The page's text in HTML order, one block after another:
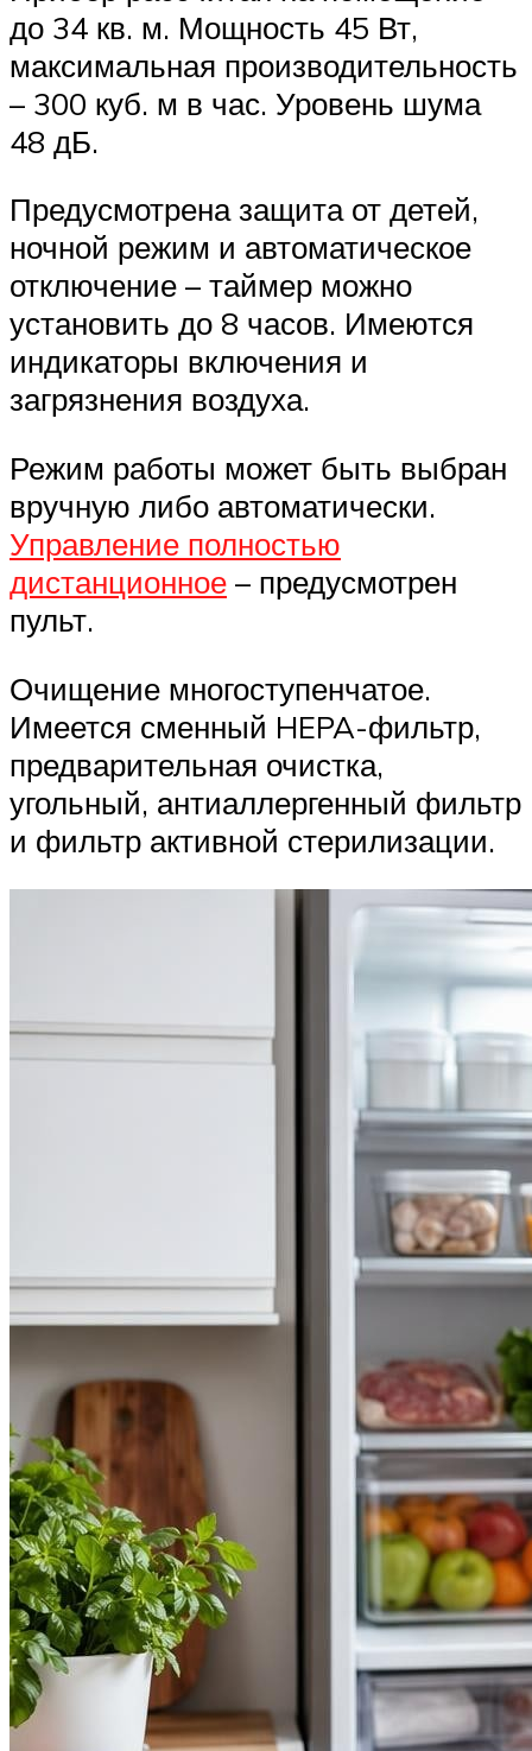
до 34 кв. м. Мощность 45 Вт,
максимальная производительность
– 300 куб. м в час. Уровень шума
48 дБ.
Предусмотрена защита от детей,
ночной режим и автоматическое
отключение – таймер можно
установить до 8 часов. Имеются
индикаторы включения и
загрязнения воздуха.
Режим работы может быть выбран
вручную либо автоматически.
Управление полностью
дистанционное – предусмотрен
пульт.
Очищение многоступенчатое.
Имеется сменный HEPA-фильтр,
предварительная очистка,
угольный, антиаллергенный фильтр
и фильтр активной стерилизации.